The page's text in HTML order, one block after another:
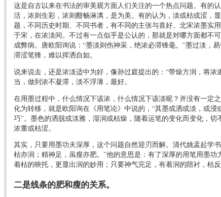
这是自古以来在书法的审美观方面人们关注的一个热点问题。有的
活，浓则生彩，浓则酣畅淋漓，是为美。有的认为，淡或枯或涩，
题，不同历史时期、不同书者，有不同的主张与喜好。北宋浓墨实
于宋，在浓淡间。不过有一点似乎是公认的，那就是对哪方面都不
成弊病。唐欧阳询说：“墨淡则伤神采，绝浓必滞锋毫。”墨过淡，
滞涩笔锋，难以挥洒自如。
说来说去，还是浓淡适中为好，像孙过庭提出的：“带燥方润，将浓
当，做到浓不凝滞，淡不浮薄，最好。
在用墨过程中，什么情况下该浓，什么情况下该淡呢？并没有一定
化为转移，就是欧阳询在《用笔论》中说的，“其墨或洒或淡，或浸
巧”。墨色的洒脱或淡雅，湿润或枯燥，随着运笔的变化而变化，切
浓重或枯涩。
其实，只要用墨功夫深厚，这个问题自然迎刃而解。清代姚孟起学
枯亦润；精神足，虽瘦亦肥。”他的意思是：有了深厚的用笔用墨功
着枯的映托，更显出润的妙用；只要神气完足，有着润的陪衬，枯
二是线条的肥和瘦的关系。